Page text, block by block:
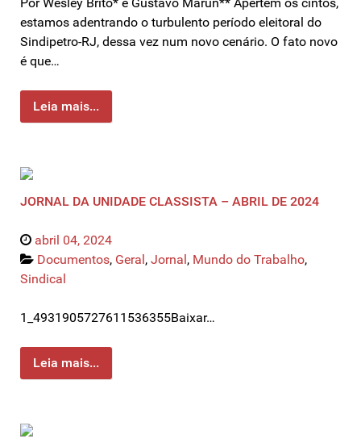
estamos adentrando o turbulento período eleitoral do
Sindipetro-RJ, dessa vez num novo cenário. O fato novo
é que…
Leia mais...
JORNAL DA UNIDADE CLASSISTA – ABRIL DE 2024
abril 04, 2024
Documentos, Geral, Jornal, Mundo do Trabalho,
Sindical
1_4931905727611536355Baixar…
Leia mais...